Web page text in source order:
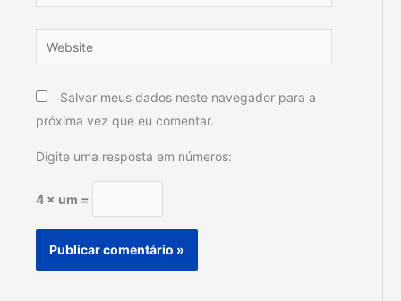
Website
Salvar meus dados neste navegador para a
próxima vez que eu comentar.
Digite uma resposta em números:
4 × um =